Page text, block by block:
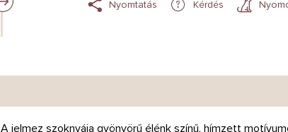
Nyomtatás Kérdés
jelmez szoknyája gyönyörű élénk színű, hímzett